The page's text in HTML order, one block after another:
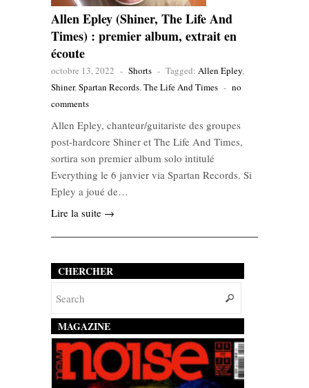
Allen Epley (Shiner, The Life And
Times) : premier album, extrait en
écoute
octobre 13, 2022 - Shorts - Tagged: Allen Epley,
Shiner,Spartan Records,The Life And Times - no
comments
Allen Epley, chanteur/guitariste des groupes
post-hardcore Shiner et The Life And Times,
sortira son premier album solo intitulé
Everything le 6 janvier via Spartan Records. Si
Epley a joué de…
Lire la suite →
CHERCHER
MAGAZINE